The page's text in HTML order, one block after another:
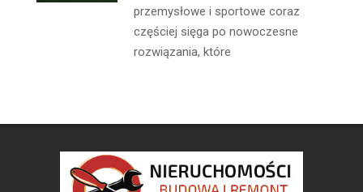
przemysłowe i sportowe coraz
częściej sięga po nowoczesne
rozwiązania, które